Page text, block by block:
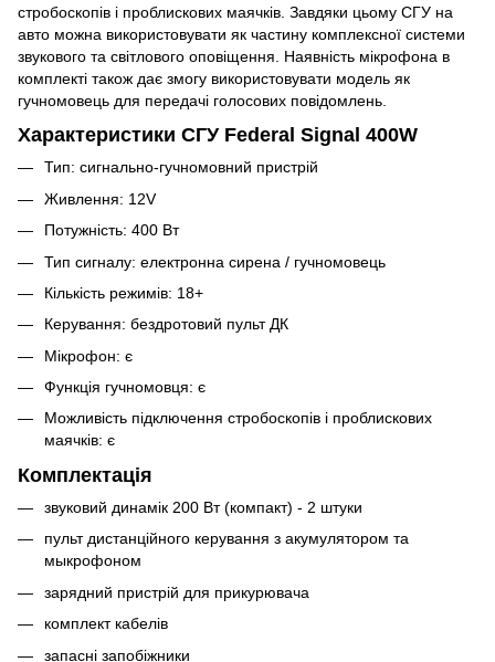
стробоскопів і проблискових маячків. Завдяки цьому СГУ на
авто можна використовувати як частину комплексної системи
звукового та світлового оповіщення. Наявність мікрофона в
комплекті також дає змогу використовувати модель як
гучномовець для передачі голосових повідомлень.
Характеристики СГУ Federal Signal 400W
Тип: сигнально-гучномовний пристрій
Живлення: 12V
Потужність: 400 Вт
Тип сигналу: електронна сирена / гучномовець
Кількість режимів: 18+
Керування: бездротовий пульт ДК
Мікрофон: є
Функція гучномовця: є
Можливість підключення стробоскопів і проблискових
маячків: є
Комплектація
звуковий динамік 200 Вт (компакт) - 2 штуки
пульт дистанційного керування з акумулятором та
мыкрофоном
зарядний пристрій для прикурювача
комплект кабелів
запасні запобіжники